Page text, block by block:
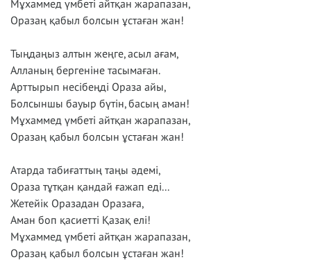
Мұхаммед үмбеті айтқан жарапазан,
Оразаң қабыл болсын ұстаған жан!
Тыңдаңыз алтын жеңге, асыл ағам,
Алланың бергеніне тасымаған.
Арттырып несібеңді Ораза айы,
Болсыншы бауыр бүтін, басың аман!
Мұхаммед үмбеті айтқан жарапазан,
Оразаң қабыл болсын ұстаған жан!
Атарда табиғаттың таңы әдемі,
Ораза тұтқан қандай ғажап еді...
Жетейік Оразадан Оразаға,
Аман боп қасиетті Қазақ елі!
Мұхаммед үмбеті айтқан жарапазан,
Оразаң қабыл болсын ұстаған жан!